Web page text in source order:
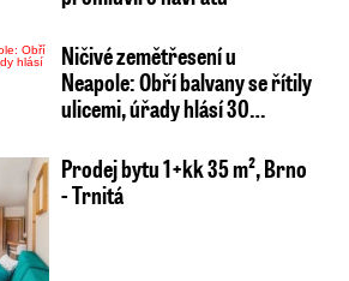
Ničivé zemětřesení u
Neapole: Obří balvany se řítily
ulicemi, úřady hlásí 30…
Prodej bytu 1+kk 35 m², Brno
- Trnitá